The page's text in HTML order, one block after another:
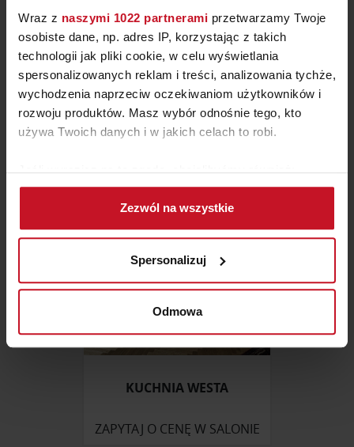
Wraz z naszymi 1022 partnerami przetwarzamy Twoje
osobiste dane, np. adres IP, korzystając z takich
technologii jak pliki cookie, w celu wyświetlania
spersonalizowanych reklam i treści, analizowania tychże,
wychodzenia naprzeciw oczekiwaniom użytkowników i
rozwoju produktów. Masz wybór odnośnie tego, kto
używa Twoich danych i w jakich celach to robi.
Jeśli wyrazisz na to zgodę, chcielibyśmy również:
Gromadzić dane dotyczące Twojej lokalizacji
geograficznej z dokładnością nawet do kilku metrów
Identyfikować Twoje urządzenie, aktywnie
(fingerprinting, czyli wirtualny odcisk palca)
Dowiedz się więcej odnośnie tego, jak Twoje osobiste
dane są przetwarzane oraz ustaw własne preferencje w
zmienić lub wycofać swoją zgodę w dowolnej chwili.
Wykorzystujemy pliki cookie do spersonalizowania treści
analizować ruch w naszej witrynie. Informacje o tym, jak
Zezwól na wszystkie
Spersonalizuj
Odmowa
STÓŁ TORONTO – OKAZJA Z
EKSPOZYCJI
ZAPYTAJ O CENĘ W SALONIE
KUCHNIA WESTA
ZAPYTAJ O CENĘ W SALONIE